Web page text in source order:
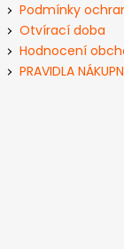
Podmínky
Otvírací doba
Hodnocení
PRAVIDLA